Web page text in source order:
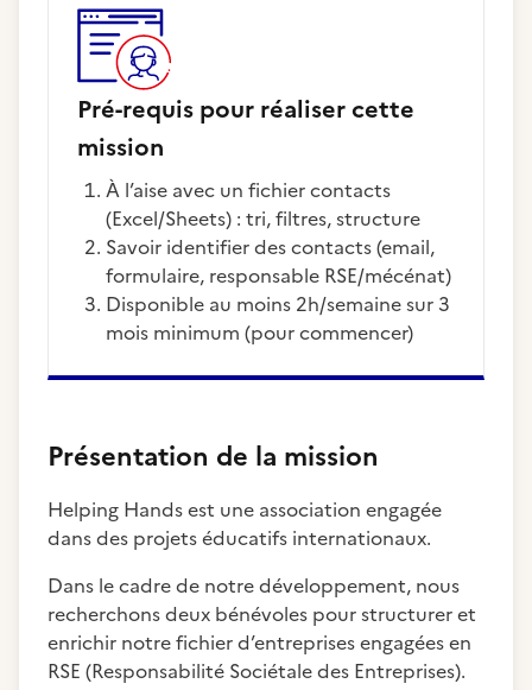
Pré-requis pour réaliser cette
mission
À l’aise avec un fichier contacts
(Excel/Sheets) : tri, filtres, structure
Savoir identifier des contacts (email,
formulaire, responsable RSE/mécénat)
Disponible au moins 2h/semaine sur 3
mois minimum (pour commencer)
Présentation de la mission
Helping Hands est une association engagée
dans des projets éducatifs internationaux.
Dans le cadre de notre développement, nous
recherchons deux bénévoles pour structurer et
enrichir notre fichier d’entreprises engagées en
RSE (Responsabilité Sociétale des Entreprises).